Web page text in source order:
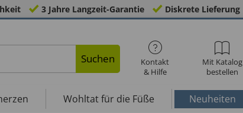
3 Jahre Langzeit-Garantie Diskrete Lieferung
Suchen
Kontakt
& Hilfe
Mit Katalog
bestellen
Wohltat für die Füße Neuheiten